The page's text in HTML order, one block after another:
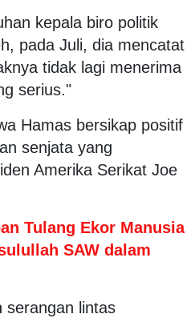
kepala biro politik
pada Juli, dia mencatat
tidak lagi menerima
serius."
Hamas bersikap positif
senjata yang
Amerika Serikat Joe
Tulang Ekor Manusia
SAW dalam
serangan lintas